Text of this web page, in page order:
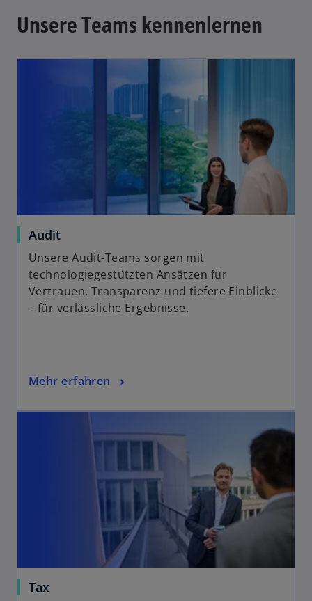
Unsere Teams kennenlernen
Audit
Unsere Audit-Teams sorgen mit
technologiegestützten Ansätzen für
Vertrauen, Transparenz und tiefere Einblicke
– für verlässliche Ergebnisse.
Mehr erfahren
Tax